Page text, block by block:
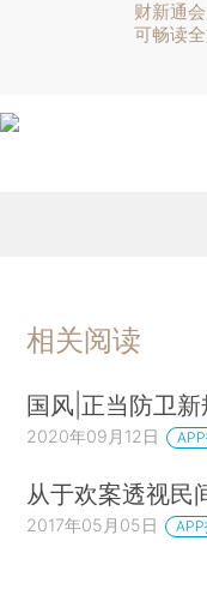
财新通
可畅读
相关阅读
国风|正当防卫新
2020年09月12日
从于欢案透视民
2017年05月05日